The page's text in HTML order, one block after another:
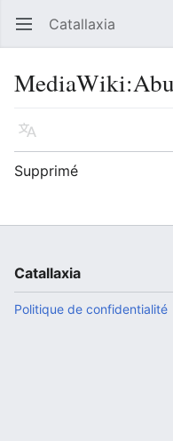
Ouvrir le menu principal Catallaxia
MediaWiki:
Langue
Supprimé
Catallaxia
Politique de confidentialité